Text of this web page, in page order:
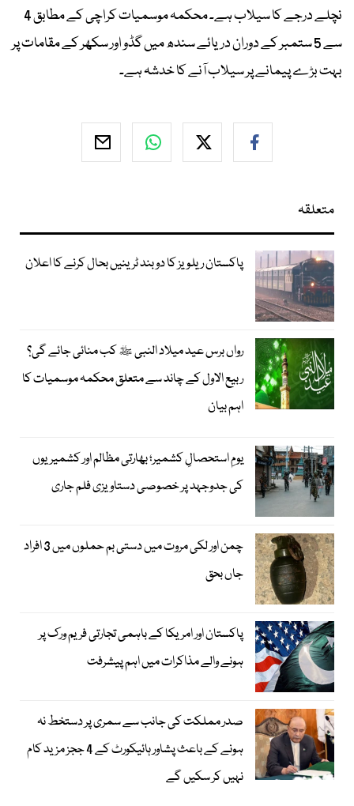
نچلے درجے کا سیلاب ہے۔ محکمہ موسمیات کراچی کے مطابق 4
سے 5 ستمبر کے دوران دریائے سندھ میں گڈو اور سکھر کے مقامات پر
بہت بڑے پیمانے پر سیلاب آنے کا خدشہ ہے۔
متعلقہ
پاکستان ریلویز کا دو بند ٹرینیں بحال کرنے کا اعلان
رواں برس عید میلاد النبی ﷺ کب منائی جائے گی؟
ربیع الاول کے چاند سے متعلق محکمہ موسمیات کا
اہم بیان
یومِ استحصالِ کشمیر؛ بھارتی مظالم اور کشمیریوں
کی جدوجہد پر خصوصی دستاویزی فلم جاری
چمن اور لکی مروت میں دستی بم حملوں میں 3 افراد
جاں بحق
پاکستان اور امریکا کے باہمی تجارتی فریم ورک پر
ہونے والے مذاکرات میں اہم پیشرفت
صدر مملکت کی جانب سے سمری پر دستخط نہ
ہونے کے باعث پشاور ہائیکورٹ کے 4 ججز مزید کام
نہیں کر سکیں گے